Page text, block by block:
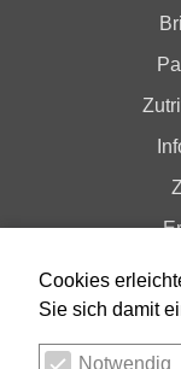
Cookies
Sie sich damit
Notwendig